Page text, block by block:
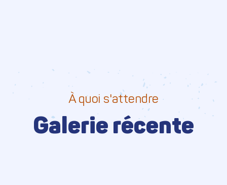
À quoi s'attendre
Galerie récente